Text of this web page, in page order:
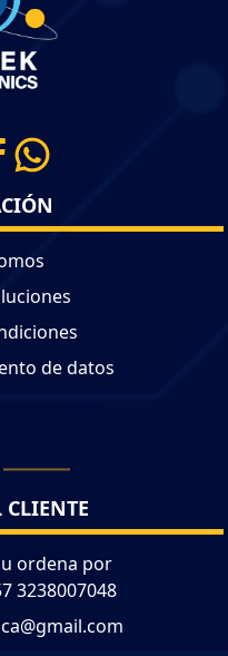
de datos
ordena por
3238007048